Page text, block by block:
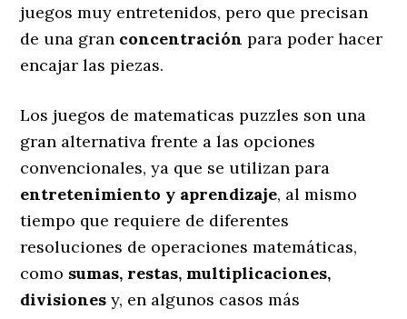
juegos muy entretenidos, pero que precisan
de una gran concentraciónpara poder hacer
encajar las piezas.
Los juegos de matematicas puzzles son una
gran alternativa frente a las opciones
convencionales, ya que se utilizan para
entretenimiento y aprendizaje, al mismo
tiempo que requiere de diferentes
resoluciones de operaciones matemáticas,
como sumas, restas, multiplicaciones,
divisionesy, en algunos casos más